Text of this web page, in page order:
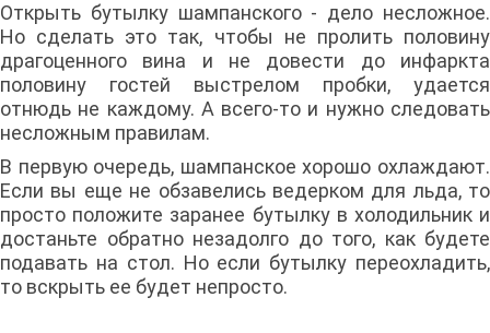
Открыть бутылку шампанского - дело несложное.
Но сделать это так, чтобы не пролить половину
драгоценного вина и не довести до инфаркта
половину гостей выстрелом пробки, удается
отнюдь не каждому. А всего-то и нужно следовать
несложным правилам.
В первую очередь, шампанское хорошо охлаждают.
Если вы еще не обзавелись ведерком для льда, то
просто положите заранее бутылку в холодильник и
достаньте обратно незадолго до того, как будете
подавать на стол. Но если бутылку переохладить,
то вскрыть ее будет непросто.